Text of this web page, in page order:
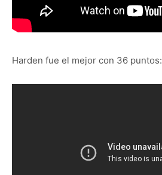
Harden fue el mejor con 36 puntos: